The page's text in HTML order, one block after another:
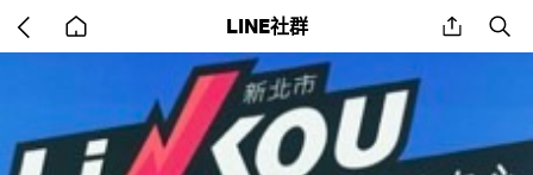
back
to
LINE社群 share